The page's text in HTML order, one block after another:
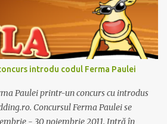
introdu codul Ferma Paulei
Paulei printr-un concurs cu introdus
Concursul Ferma Paulei se
- 30 noiembrie 2011. Intră în